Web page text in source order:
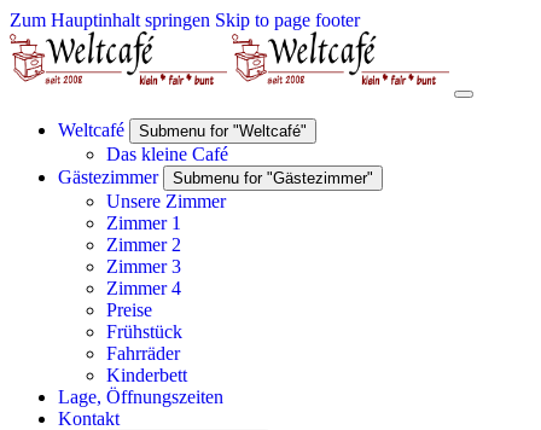
Zum Hauptinhalt springen Skip to page footer
Weltcafé Submenu for "Weltcafé"
Das kleine Café
Gästezimmer
Submenu for "Gästezimmer"
Unsere Zimmer
Zimmer 1
Zimmer 2
Zimmer 3
Zimmer 4
Preise
Frühstück
Fahrräder
Kinderbett
Lage, Öffnungszeiten
Kontakt